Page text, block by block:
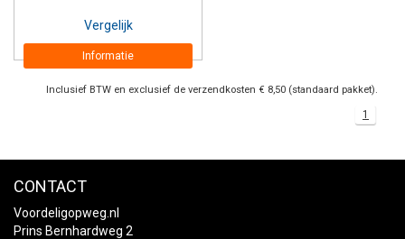
Vergelijk
Informatie
Inclusief BTW en exclusief de verzendkosten € 8,50 (standaard pakket).
1
CONTACT
Voordeligopweg.nl
Prins Bernhardweg 2